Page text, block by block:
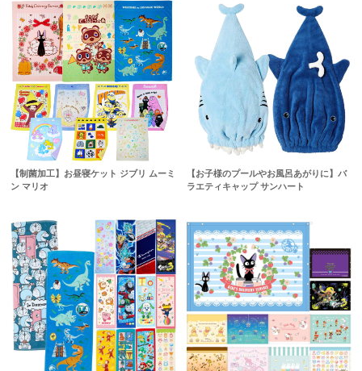
【制菌加工】お昼寝ケット ジブリ ムーミ
ン マリオ
【お子様のプールやお風呂あがりに】バ
ラエティキャップ サンハート